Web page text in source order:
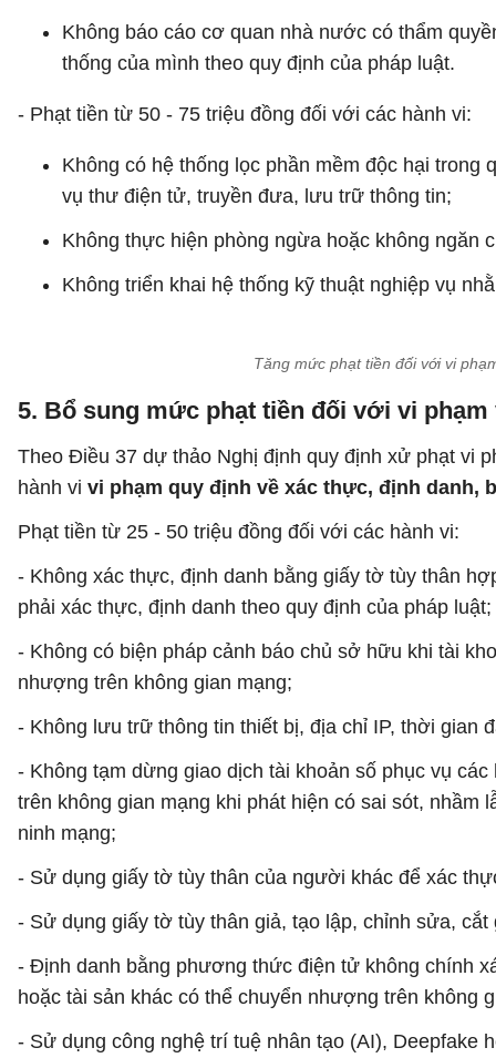
Không báo cáo cơ quan nhà nước có thẩm
thống của mình theo quy định của pháp luật.
- Phạt tiền từ 50 - 75 triệu đồng đối với các hành vi:
Không có hệ thống lọc phần mềm độc hại
vụ thư điện tử, truyền đưa, lưu trữ thông tin;
Không thực hiện phòng ngừa hoặc không ngăn
Không triển khai hệ thống kỹ thuật nghiệp vụ
Tăng mức phạt tiền đối với vi
5. Bổ sung mức phạt tiền đối với vi
Theo Điều 37 dự thảo Nghị định quy định xử phạt vi
hành vi vi phạm quy định về xác thực, định danh,
Phạt tiền từ 25 - 50 triệu đồng đối với các hành vi:
- Không xác thực, định danh bằng giấy tờ tùy thân
phải xác thực, định danh theo quy định của pháp luật;
- Không có biện pháp cảnh báo chủ sở hữu khi tài
nhượng trên không gian mạng;
- Không lưu trữ thông tin thiết bị, địa chỉ IP, thời gian
- Không tạm dừng giao dịch tài khoản số phục vụ
trên không gian mạng khi phát hiện có sai sót,
ninh mạng;
- Sử dụng giấy tờ tùy thân của người khác để xác
- Sử dụng giấy tờ tùy thân giả, tạo lập, chỉnh sửa,
- Định danh bằng phương thức điện tử không chính
hoặc tài sản khác có thể chuyển nhượng trên không
- Sử dụng công nghệ trí tuệ nhân tạo (AI), Deepfake